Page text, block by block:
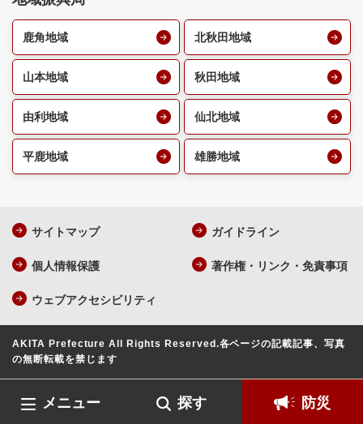
メニュー 探す 防災
鹿角地域 北秋田地域
山本地域 秋田地域
由利地域 仙北地域
平鹿地域 雄勝地域
サイトマップ ガイドライン
個人情報保護 著作権・リンク・免責事項
ウェブアクセシビリティ
AKITA Prefecture All Rights Reserved.各ページの記載記事、写真
の無断転載を禁じます